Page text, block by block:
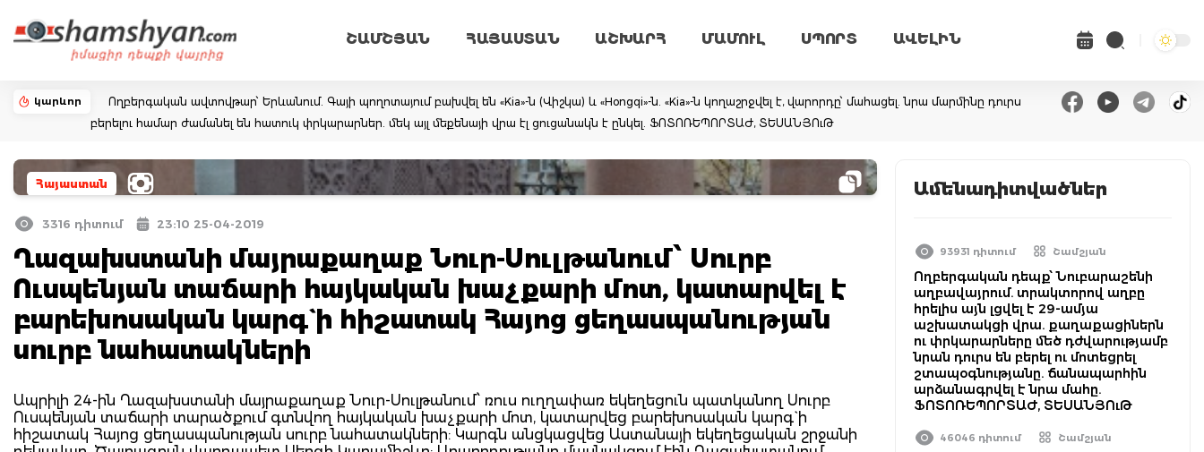
ՇԱՄՇՅԱՆ ՀԱՅԱՍՏԱՆ ԱՇԽԱՐՀ ՄԱՄՈՒԼ ՍՊՈՐՏ ԱՎԵԼԻՆ
կարևոր
Ողբերգական ավտովթար՝ Երևանում. Գայի պողոտայում բախվել են «Kia»-ն (Վիշկա) և «Hongqi»-ն. «Kia»-ն կողաշրջվել է, վարորդը՝ մահացել. նրա մարմինը դուրս
բերելու համար ժամանել են հատուկ փրկարարներ. մեկ այլ մեքենայի վրա էլ ցուցանակն է ընկել. ՖՈՏՈՌԵՊՈՐՏԱԺ, ՏԵՍԱՆՅՈւԹ
Հայաստան
3316 դիտում 23:10 25-04-2019
Ղազախստանի մայրաքաղաք Նուր-Սուլթանում՝ Սուրբ
Ուսպենյան տաճարի հայկական խաչքարի մոտ, կատարվել է
բարեխոսական կարգ` ի հիշատակ Հայոց ցեղասպանության
սուրբ նահատակների
Ապրիլի 24-ին Ղազախստանի մայրաքաղաք Նուր-Սուլթանում՝ ռուս ուղղափառ եկեղեցուն պատկանող Սուրբ
Ուսպենյան տաճարի տարածքում գտնվող հայկական խաչքարի մոտ, կատարվեց բարեխոսական կարգ` ի
հիշատակ Հայոց ցեղասպանության սուրբ նահատակների: Կարգն անցկացվեց Աստանայի եկեղեցական շրջանի
Ամենադիտվածներ
93931 դիտում Շամշյան
Ողբերգական դեպք՝ Նուբարաշենի
աղբավայրում. տրակտորով աղբը
հրելիս այն լցվել է 29-ամյա
աշխատակցի վրա. քաղաքացիներն
ու փրկարարները մեծ դժվարությամբ
նրան դուրս են բերել ու մոտեցրել
շտապօգնությանը. ճանապարհին
արձանագրվել է նրա մահը.
ՖՈՏՈՌԵՊՈՐՏԱԺ, ՏԵՍԱՆՅՈւԹ
46046 դիտում Շամշյան